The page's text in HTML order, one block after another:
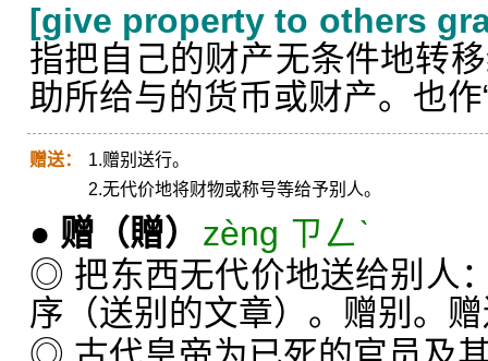
[give property to others
指把自己的财产无条件地转
助所给与的货币或财产。也作
赠送：
1.赠别送行。
2.无代价地将财物或称号等给予别人。
● 赠 （贈）
zèng ㄗㄥˋ
◎ 把东西无代价地送给别人
序（送别的文章）。赠别。